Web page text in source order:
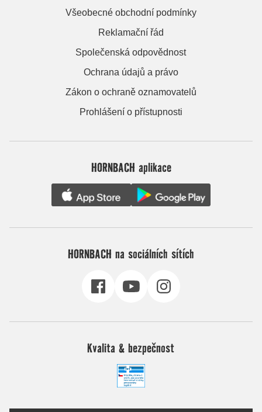
Všeobecné obchodní podmínky
Reklamační řád
Společenská odpovědnost
Ochrana údajů a právo
Zákon o ochraně oznamovatelů
Prohlášení o přístupnosti
HORNBACH aplikace
HORNBACH na sociálních sítích
Kvalita & bezpečnost